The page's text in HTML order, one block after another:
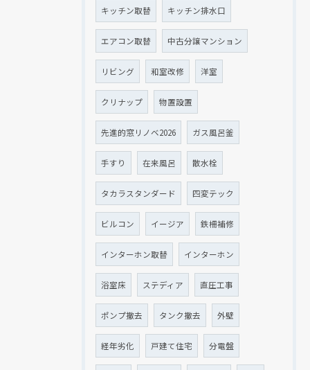
キッチン取替 キッチン排水口
エアコン取替 中古分譲マンション
リビング 和室改修 洋室
クリナップ 物置設置
先進的窓リノベ2026 ガス風呂釜
手すり 在来風呂 散水栓
タカラスタンダード 四変テック
ビルコン イージア 鉄柵補修
インターホン取替 インターホン
浴室床 ステディア 直圧工事
ポンプ撤去 タンク撤去 外壁
経年劣化 戸建て住宅 分電盤